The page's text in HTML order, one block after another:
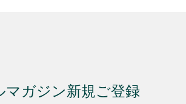
マガジン新規ご登録